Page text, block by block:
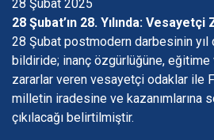
28 Şubat 2025
28 Şubat’ın 28. Yılında:
28 Şubat postmodern darbesinin yıl
bildiride; inanç özgürlüğüne,
zararlar veren vesayetçi odaklar ile
milletin iradesine ve kazanımlarına
çıkılacağı belirtilmiştir.